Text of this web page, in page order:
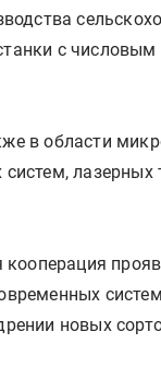
с
в области
лазерных
кооперация
новых